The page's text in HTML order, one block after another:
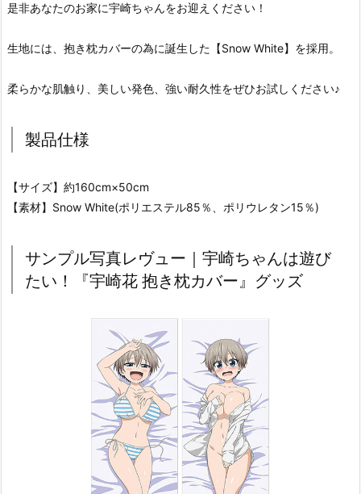
是非あなたのお家に宇崎ちゃんをお迎えください！
生地には、抱き枕カバーの為に誕生した【Snow White】を採用。
柔らかな肌触り、美しい発色、強い耐久性をぜひお試しください♪
製品仕様
【サイズ】約160cm×50cm
【素材】Snow White(ポリエステル85％、ポリウレタン15％)
サンプル写真レヴュー｜宇崎ちゃんは遊び
たい！『宇崎花 抱き枕カバー』グッズ